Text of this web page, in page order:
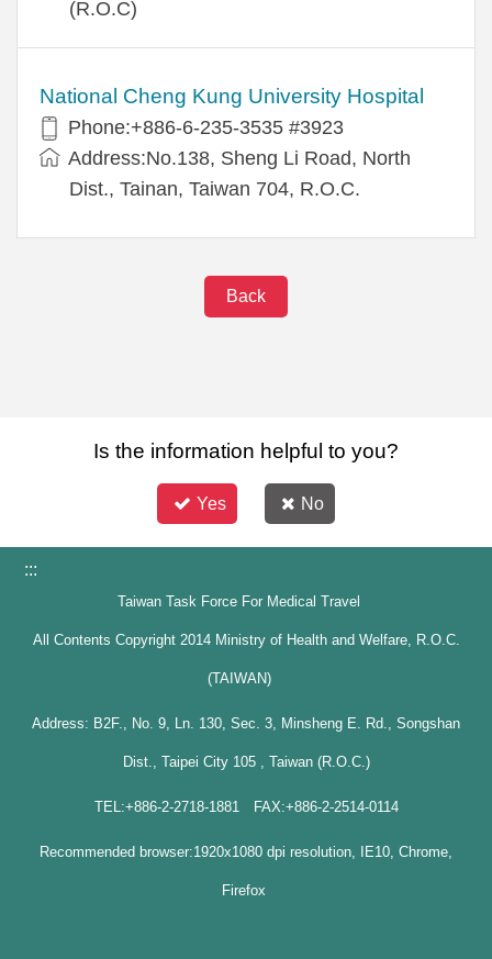
(R.O.C)
National Cheng Kung University Hospital
Phone:+886-6-235-3535 #3923
Address:No.138, Sheng Li Road, North
Dist., Tainan, Taiwan 704, R.O.C.
Back
Is the information helpful to you?
Yes No
:::
Taiwan Task Force For Medical Travel
All Contents Copyright 2014 Ministry of Health and Welfare, R.O.C.
(TAIWAN)
Address: B2F., No. 9, Ln. 130, Sec. 3, Minsheng E. Rd., Songshan
Dist., Taipei City 105 , Taiwan (R.O.C.)
TEL:+886-2-2718-1881 FAX:+886-2-2514-0114
Recommended browser:1920x1080 dpi resolution, IE10, Chrome,
Firefox